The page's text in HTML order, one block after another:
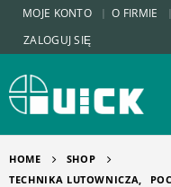
MOJE KONTO O FIRMIE
ZALOGUJ SIĘ
HOME
SHOP
TECHNIKA LUTOWNICZA,